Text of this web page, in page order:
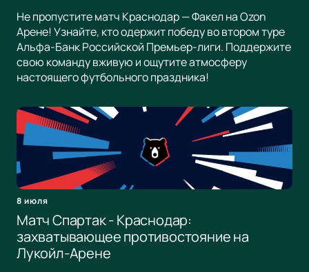
Не пропустите матч Краснодар — Факел на Ozon
Арене! Узнайте, кто одержит победу во втором туре
Альфа-Банк Российской Премьер-лиги. Поддержите
свою команду вживую и ощутите атмосферу
настоящего футбольного праздника!
8 июля
Матч Спартак - Краснодар:
захватывающее противостояние на
Лукойл-Арене